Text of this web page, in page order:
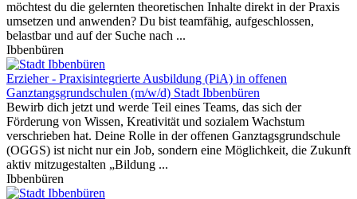
möchtest du die gelernten theoretischen Inhalte direkt in der Praxis
umsetzen und anwenden? Du bist teamfähig, aufgeschlossen,
belastbar und auf der Suche nach ...
Ibbenbüren
Erzieher - Praxisintegrierte Ausbildung (PiA) in offenen
Ganztangsgrundschulen (m/w/d) Stadt Ibbenbüren
Bewirb dich jetzt und werde Teil eines Teams, das sich der
Förderung von Wissen, Kreativität und sozialem Wachstum
verschrieben hat. Deine Rolle in der offenen Ganztagsgrundschule
(OGGS) ist nicht nur ein Job, sondern eine Möglichkeit, die Zukunft
aktiv mitzugestalten „Bildung ...
Ibbenbüren